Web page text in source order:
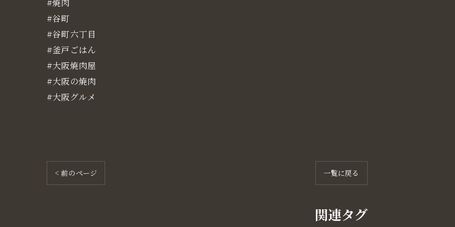
#焼肉
#谷町
#谷町六丁目
#釜戸ごはん
#大阪焼肉屋
#大阪の焼肉
#大阪グルメ
< 前のページ 一覧に戻る
関連タグ